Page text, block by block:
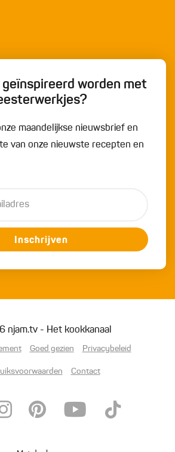
geïnspireerd worden met
maandelijkse nieuwsbrief en
van onze nieuwste recepten en
Inschrijven
njam.tv - Het kookkanaal
Goed gezien Privacybeleid
Contact